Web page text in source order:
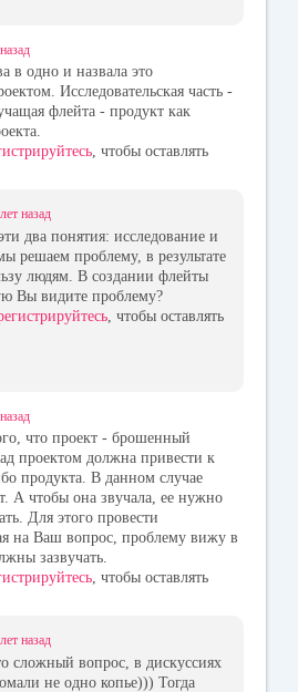
назад
в одно и назвала это
Исследовательская часть -
флейта - продукт как
, чтобы оставлять
назад
два понятия: исследование и
решаем проблему, в результате
людям. В создании флейты
Вы видите проблему?
, чтобы оставлять
назад
что проект - брошенный
проектом должна привести к
продукта. В данном случае
А чтобы она звучала, ее нужно
Для этого провести
на Ваш вопрос, проблему вижу в
зазвучать.
, чтобы оставлять
назад
сложный вопрос, в дискуссиях
не одно копье))) Тогда